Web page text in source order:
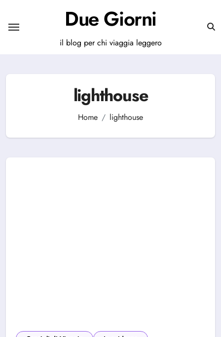
contenuto
Due Giorni
il blog per chi viaggia leggero
lighthouse
Home lighthouse